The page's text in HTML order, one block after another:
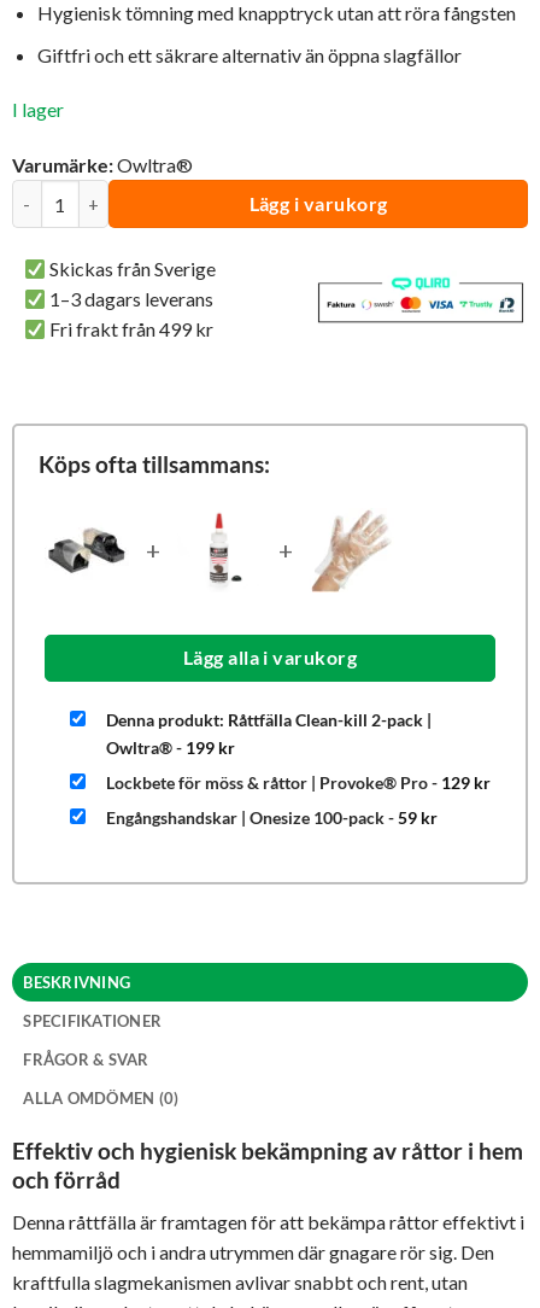
Hygienisk tömning med knapptryck utan att röra fångsten
Giftfri och ett säkrare alternativ än öppna slagfällor
I lager
Varumärke:Owltra®
Lägg i varukorg
Skickas från Sverige
1–3 dagars leverans
Fri frakt från 499 kr
Köps ofta tillsammans:
+ +
Lägg alla i varukorg
Denna produkt: Råttfälla Clean-kill 2-pack |
Owltra®- 199 kr
Lockbete för möss & råttor | Provoke® Pro- 129 kr
Engångshandskar | Onesize 100-pack-59 kr
BESKRIVNING
SPECIFIKATIONER
FRÅGOR & SVAR
ALLA OMDÖMEN (0)
Effektiv och hygienisk bekämpning av råttor i hem
och förråd
Denna råttfälla är framtagen för att bekämpa råttor effektivt i
hemmamiljö och i andra utrymmen där gnagare rör sig. Den
kraftfulla slagmekanismen avlivar snabbt och rent, utan